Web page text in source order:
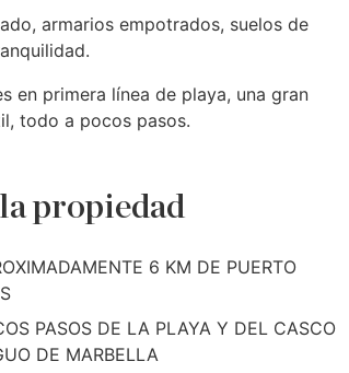
armarios empotrados, suelos de
en primera línea de playa, una gran
todo a pocos pasos.
propiedad
6 KM DE PUERTO
PASOS DE LA PLAYA Y DEL CASCO
DE MARBELLA